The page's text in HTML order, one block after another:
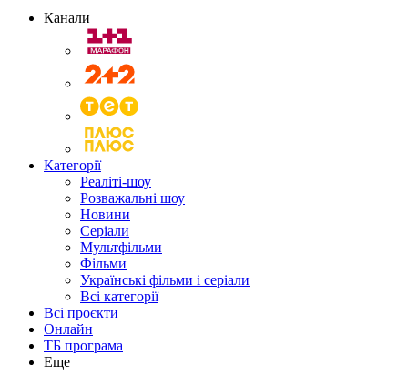
Канали
Категорії
Реаліті-шоу
Розважальні шоу
Новини
Серіали
Мультфільми
Фільми
Українські фільми і серіали
Всі категорії
Всі проєкти
Онлайн
ТБ програма
Еще